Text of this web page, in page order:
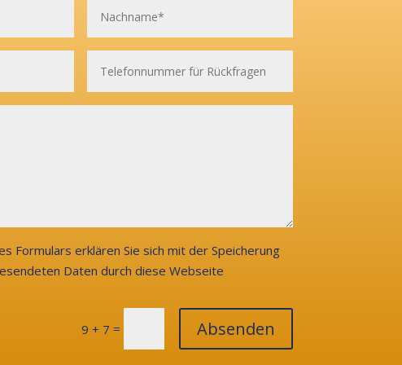
Formulars erklären Sie sich mit der Speicherung
Daten durch diese Webseite
9 + 7 = Absenden